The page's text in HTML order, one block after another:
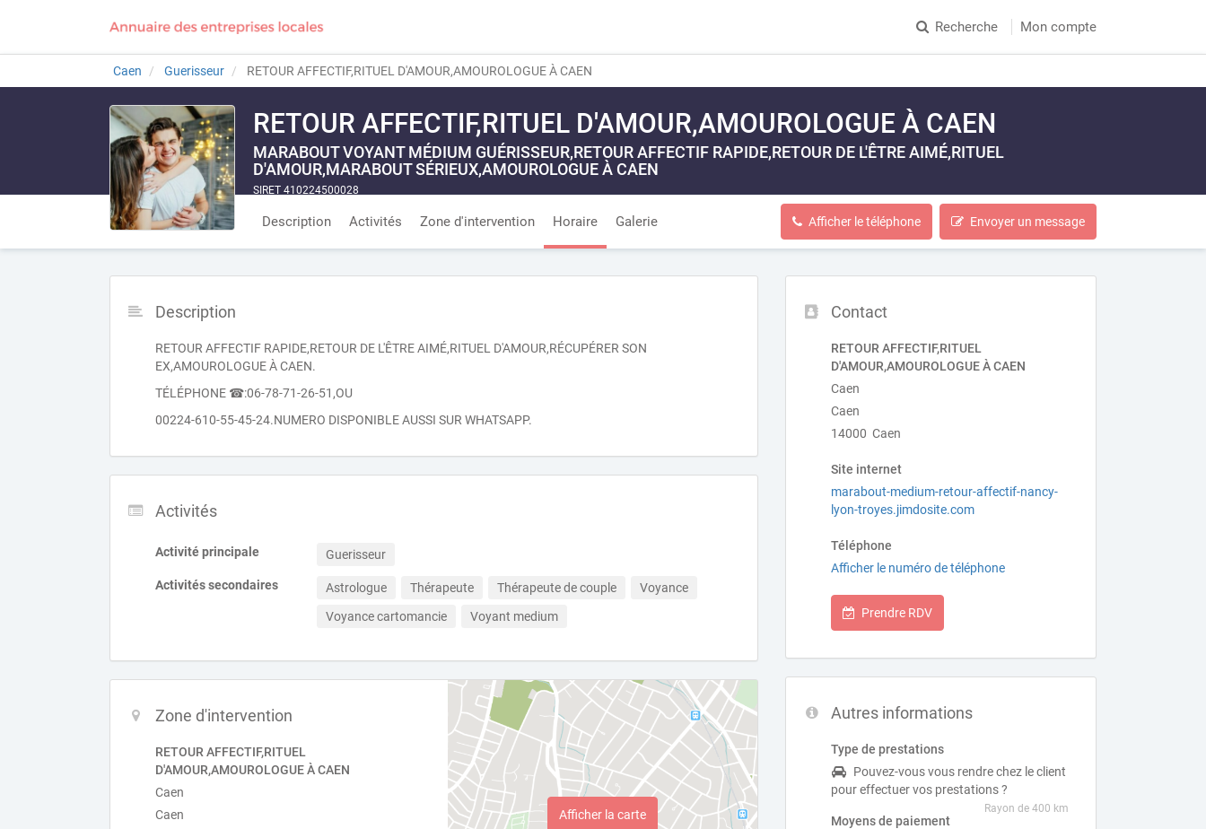
Recherche Mon compte
Caen Guerisseur RETOUR AFFECTIF,RITUEL D'AMOUR,AMOUROLOGUE À CAEN
RETOUR AFFECTIF,RITUEL D'AMOUR,AMOUROLOGUE À CAEN
MARABOUT VOYANT MÉDIUM GUÉRISSEUR,RETOUR AFFECTIF RAPIDE,RETOUR DE L'ÊTRE AIMÉ,RITUEL
D'AMOUR,MARABOUT SÉRIEUX,AMOUROLOGUE À CAEN
SIRET 410224500028
Description Activités Zone d'intervention Horaire Galerie Afficher le téléphone Envoyer un message
Contact
RETOUR AFFECTIF,RITUEL
D'AMOUR,AMOUROLOGUE À CAEN
Caen
Caen
14000 Caen
Site internet
marabout-medium-retour-affectif-nancy-
lyon-troyes.jimdosite.com
Téléphone
Afficher le numéro de téléphone
Prendre RDV
Autres informations
Type de prestations
Pouvez-vous vous rendre chez le client
pour effectuer vos prestations ?
Rayon de 400 km
Moyens de paiement
Description
RETOUR AFFECTIF RAPIDE,RETOUR DE L'ÊTRE AIMÉ,RITUEL D'AMOUR,RÉCUPÉRER SON
EX,AMOUROLOGUE À CAEN.
TÉLÉPHONE ☎:06-78-71-26-51,OU
00224-610-55-45-24.NUMERO DISPONIBLE AUSSI SUR WHATSAPP.
Activités
Activité principale Guerisseur
Activités secondaires Astrologue Thérapeute Thérapeute de couple
Voyance
Voyance cartomancie
Voyant medium
Zone d'intervention
RETOUR AFFECTIF,RITUEL
D'AMOUR,AMOUROLOGUE À CAEN
Caen
Caen
Afficher la carte